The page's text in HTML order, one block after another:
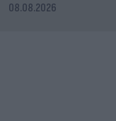
08.08.2026